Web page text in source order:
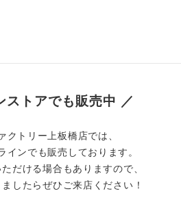
ストアでも販売中 ／
クトリー上板橋店では、
インでも販売しております。
だける場合もありますので、
したらぜひご来店ください！